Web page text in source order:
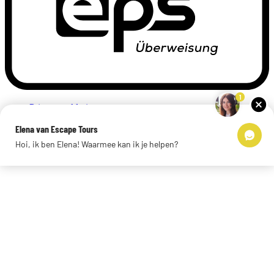
Privacyverklaring
Links
© 2026 Escape Tours
1
Elena van Escape Tours
Hoi, ik ben Elena! Waarmee kan ik je helpen?